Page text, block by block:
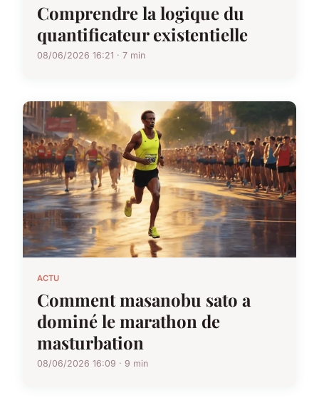
Comprendre la logique du
quantificateur existentielle
08/06/2026 16:21 · 7 min
ACTU
Comment masanobu sato a
dominé le marathon de
masturbation
08/06/2026 16:09 · 9 min